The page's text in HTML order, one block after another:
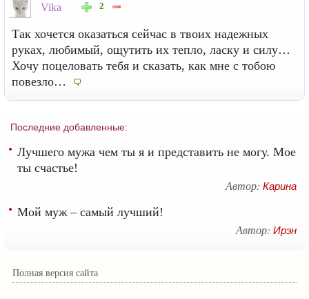
Vika 2
Так хочется оказаться сейчас в твоих надежных
руках, любимый, ощутить их тепло, ласку и силу…
Хочу поцеловать тебя и сказать, как мне с тобою
повезло…
Последние добавленные:
Лучшего мужа чем ты я и представить не могу. Мое
ты счастье!
Автор: Карина
Мой муж – самый лучший!
Автор: Ирэн
Полная версия сайта